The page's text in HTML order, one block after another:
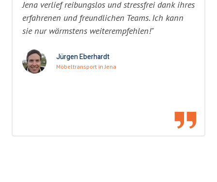
Jena verlief reibungslos und stressfrei dank ihres
erfahrenen und freundlichen Teams. Ich kann
sie nur wärmstens weiterempfehlen!"
Jürgen Eberhardt
Möbeltransport in Jena